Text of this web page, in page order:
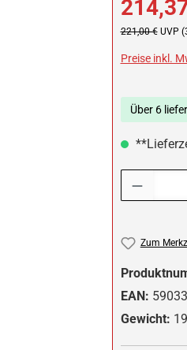
Regulärer Preis:
221,00 € UVP
Preise inkl.
Über 6
Zum
EAN:
Gewicht: